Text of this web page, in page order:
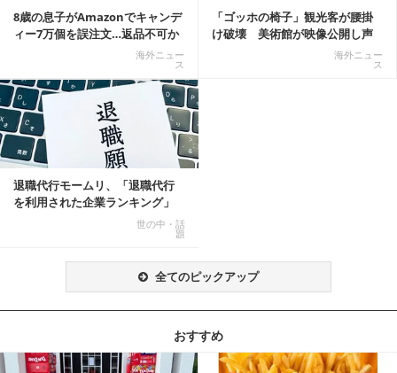
8歳の息子がAmazonでキャンデ
ィー7万個を誤注文…返品不可か
海外ニュー
ス
「ゴッホの椅子」観光客が腰掛
け破壊 美術館が映像公開し声
海外ニュー
ス
退職代行モームリ、「退職代行
を利用された企業ランキング」
世の中・話
題
全てのピックアップ
おすすめ
記事を読む